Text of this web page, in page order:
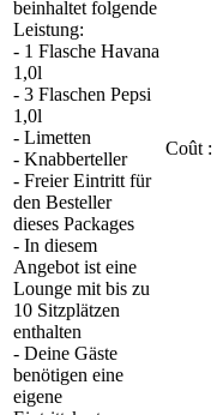
beinhaltet folgende
Leistung:
- 1 Flasche Havana
1,0l
- 3 Flaschen Pepsi
1,0l
- Limetten
- Knabberteller
- Freier Eintritt für
den Besteller
dieses Packages
- In diesem
Angebot ist eine
Lounge mit bis zu
10 Sitzplätzen
enthalten
- Deine Gäste
benötigen eine
eigene
Coût :